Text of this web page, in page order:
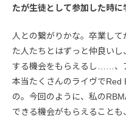
たが生徒として参加した時
人との繋がりかな。卒業し
た人たちとはずっと仲良い
する機会をもらえるし……、
本当たくさんのライヴでRed
の。今回のように、私の
できる機会がもらえること